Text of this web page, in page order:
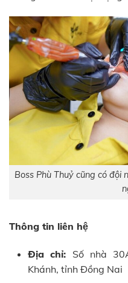
Boss Phù Thuỷ cũng có đội
Thông tin liên hệ
Địa chỉ: Số nhà
Khánh, tỉnh Đồng Nai